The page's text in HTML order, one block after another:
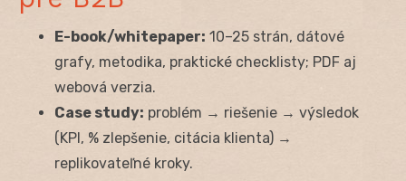
E-book/whitepaper: 10–25 strán, dátové
grafy, metodika, praktické checklisty; PDF aj
webová verzia.
Case study: problém → riešenie → výsledok
(KPI, % zlepšenie, citácia klienta) →
replikovateľné kroky.